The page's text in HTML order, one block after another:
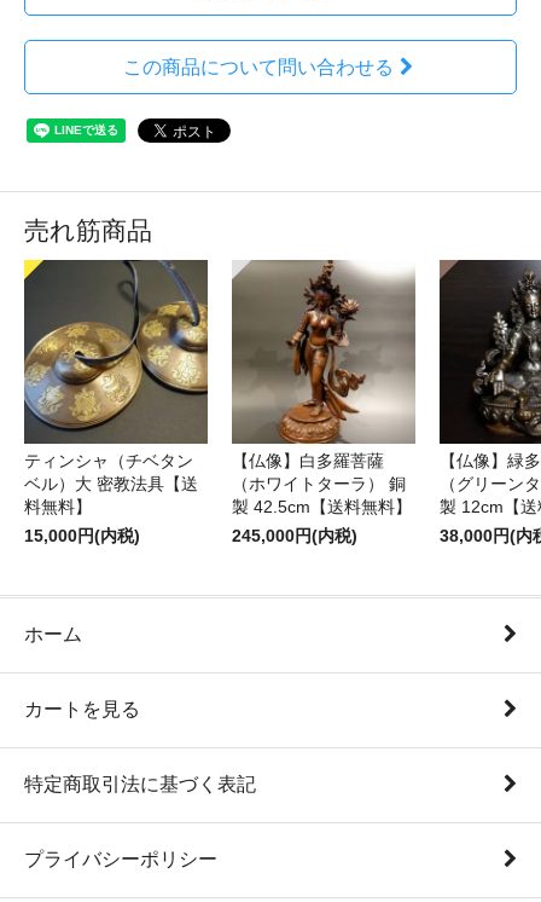
この商品について問い合わせる
売れ筋商品
ティンシャ（チベタン
ベル）大 密教法具【送
料無料】
15,000円(内税)
【仏像】白多羅菩薩
（ホワイトターラ） 銅
製 42.5cm【送料無料】
245,000円(内税)
【仏像】緑
（グリーン
製 12cm【
38,000円(内
ホーム
カートを見る
特定商取引法に基づく表記
プライバシーポリシー